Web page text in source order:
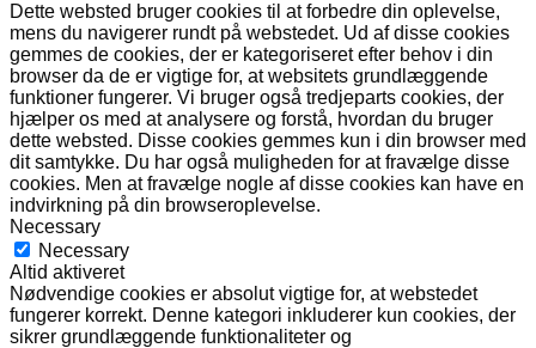
Dette websted bruger cookies til at forbedre din oplevelse,
mens du navigerer rundt på webstedet. Ud af disse cookies
gemmes de cookies, der er kategoriseret efter behov i din
browser da de er vigtige for, at websitets grundlæggende
funktioner fungerer. Vi bruger også tredjeparts cookies, der
hjælper os med at analysere og forstå, hvordan du bruger
dette websted. Disse cookies gemmes kun i din browser med
dit samtykke. Du har også muligheden for at fravælge disse
cookies. Men at fravælge nogle af disse cookies kan have en
indvirkning på din browseroplevelse.
Necessary
Necessary
Altid aktiveret
Nødvendige cookies er absolut vigtige for, at webstedet
fungerer korrekt. Denne kategori inkluderer kun cookies, der
sikrer grundlæggende funktionaliteter og